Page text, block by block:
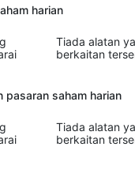
harian
Tiada alatan
berkaitan
pasaran saham harian
Tiada alatan
berkaitan